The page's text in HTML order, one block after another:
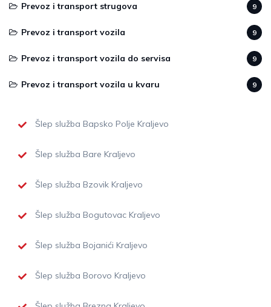
Prevoz i transport strugova 9
Prevoz i transport vozila 9
Prevoz i transport vozila do servisa 9
Prevoz i transport vozila u kvaru 9
Šlep služba Bapsko Polje Kraljevo
Šlep služba Bare Kraljevo
Šlep služba Bzovik Kraljevo
Šlep služba Bogutovac Kraljevo
Šlep služba Bojanići Kraljevo
Šlep služba Borovo Kraljevo